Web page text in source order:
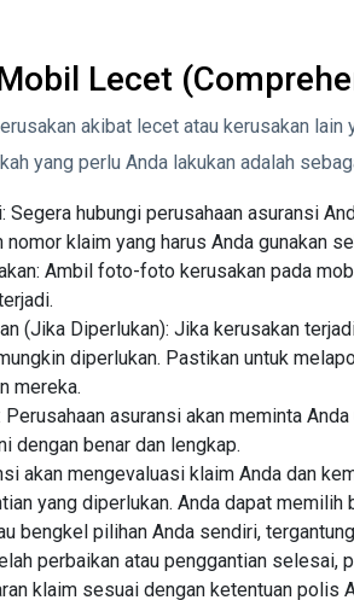
Lecet
akibat lecet atau kerusakan lain
yang perlu Anda lakukan adalah
Segera hubungi perusahaan asuransi
nomor klaim yang harus Anda gunakan
Ambil foto-foto kerusakan pada
(Jika Diperlukan): Jika kerusakan
diperlukan. Pastikan untuk
mereka.
asuransi akan meminta
dengan benar dan lengkap.
akan mengevaluasi klaim Anda dan
yang diperlukan. Anda dapat
bengkel pilihan Anda sendiri,
perbaikan atau penggantian selesai,
klaim sesuai dengan ketentuan polis